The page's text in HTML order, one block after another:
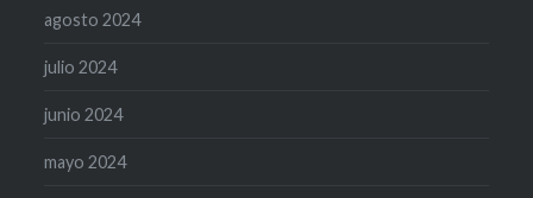
agosto 2024
julio 2024
junio 2024
mayo 2024